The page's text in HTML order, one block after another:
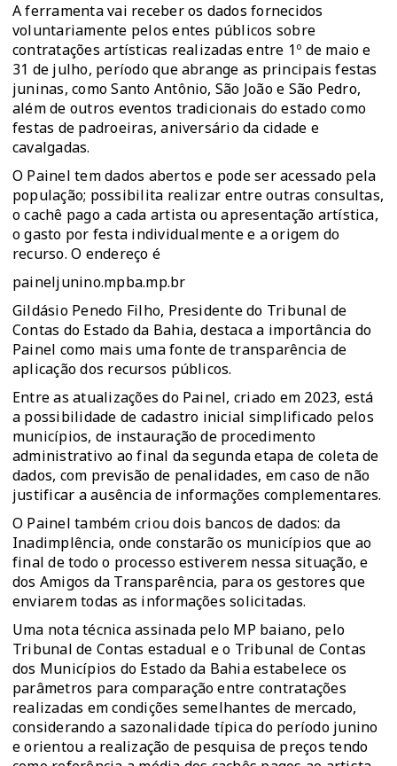
A ferramenta vai receber os dados fornecidos
voluntariamente pelos entes públicos sobre
contratações artísticas realizadas entre 1º de maio e
31 de julho, período que abrange as principais festas
juninas, como Santo Antônio, São João e São Pedro,
além de outros eventos tradicionais do estado como
festas de padroeiras, aniversário da cidade e
cavalgadas.
O Painel tem dados abertos e pode ser acessado pela
população; possibilita realizar entre outras consultas,
o cachê pago a cada artista ou apresentação artística,
o gasto por festa individualmente e a origem do
recurso. O endereço é
paineljunino.mpba.mp.br
Gildásio Penedo Filho, Presidente do Tribunal de
Contas do Estado da Bahia, destaca a importância do
Painel como mais uma fonte de transparência de
aplicação dos recursos públicos.
Entre as atualizações do Painel, criado em 2023, está
a possibilidade de cadastro inicial simplificado pelos
municípios, de instauração de procedimento
administrativo ao final da segunda etapa de coleta de
dados, com previsão de penalidades, em caso de não
justificar a ausência de informações complementares.
O Painel também criou dois bancos de dados: da
Inadimplência, onde constarão os municípios que ao
final de todo o processo estiverem nessa situação, e
dos Amigos da Transparência, para os gestores que
enviarem todas as informações solicitadas.
Uma nota técnica assinada pelo MP baiano, pelo
Tribunal de Contas estadual e o Tribunal de Contas
dos Municípios do Estado da Bahia estabelece os
parâmetros para comparação entre contratações
realizadas em condições semelhantes de mercado,
considerando a sazonalidade típica do período junino
e orientou a realização de pesquisa de preços tendo